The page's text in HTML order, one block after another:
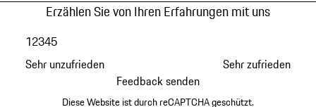
Erzählen Sie von Ihren Erfahrungen mit uns
Sehr unzufrieden
12345
Sehr zufrieden
Feedback senden
Diese Website ist durch reCAPTCHA geschützt.